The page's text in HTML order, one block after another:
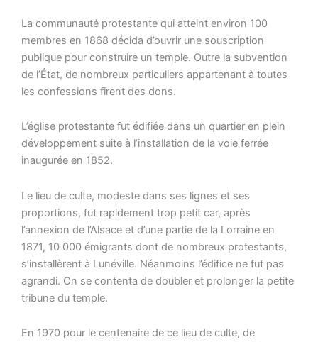
La communauté protestante qui atteint environ 100
membres en 1868 décida d’ouvrir une souscription
publique pour construire un temple. Outre la subvention
de l’État, de nombreux particuliers appartenant à toutes
les confessions firent des dons.
L’église protestante fut édifiée dans un quartier en plein
développement suite à l’installation de la voie ferrée
inaugurée en 1852.
Le lieu de culte, modeste dans ses lignes et ses
proportions, fut rapidement trop petit car, après
l’annexion de l’Alsace et d’une partie de la Lorraine en
1871, 10 000 émigrants dont de nombreux protestants,
s’installèrent à Lunéville. Néanmoins l’édifice ne fut pas
agrandi. On se contenta de doubler et prolonger la petite
tribune du temple.
En 1970 pour le centenaire de ce lieu de culte, de